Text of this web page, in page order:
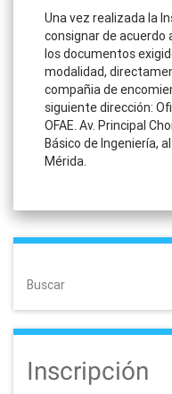
Una vez realizada la
consignar de acuerdo
los documentos
modalidad,
compañia de
siguiente dirección:
OFAE. Av. Principal
Básico de Ingeniería,
Mérida.
Buscar
Inscripción